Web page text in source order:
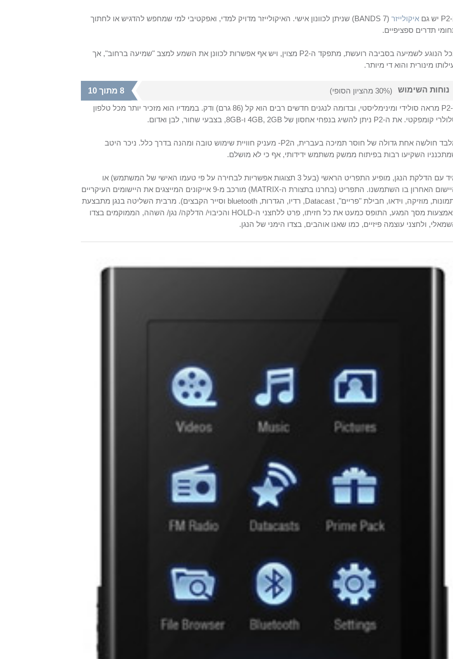
P2 יש גם איקולייזר (
7 BANDS
) שניתן לכוונון אישי. האיקולייזר מדויק למדי, ואפקטיבי למי שמחפש להדגיש או לחתוך
תדרים ספציפיים.
הנוגע לשמיעה בסביבה רועשת, מתפקד ה-P2 מצוין, ויש אף אפשרות לכוונן את השמע למצב "שמיעה ברחוב", אך
מינורית והוא די מיותר.
נוחות השימוש (30% מהציון הסופי)
8 מתוך 10
P2 מראה סולידי ומינימליסטי, ובדומה לנגנים חדשים רבים הוא קל (86 גרם) ודק. בממדיו הוא מזכיר יותר מכל טלפון
קומפקטי. את ה-P2 ניתן להשיג בנפחי אחסון של 4GB, 2GB ו- 8GB , בצבעי שחור, לבן ואדום.
חולשה אחת גדולה של חוסר תמיכה בעברית, הP2-
מעניק חוויית שימוש טובה ומהנה בדרך כלל. ניכר היטב
השקיעו רבות בפיתוח ממשק משתמש ידידותי, אף כי לא מושלם.
מיד עם הדלקת הנגן, מופיע התפריט הראשי (בעל 3 תצוגות אפשריות לבחירה על פי טעמו האישי של המשתמש) או
האחרון בו השתמשנו. התפריט (בחרנו בתצורת ה-MATRIX
) מורכב מ-9 אייקונים המייצגים את היישומים העיקריים
מוזיקה, וידאו, חבילת "פריים", Datacast, רדיו, הגדרות, bluetooth וסייר הקבצים). מרבית השליטה בנגן מתבצעת
מסך המגע, התופס כמעט את כל חזיתו, פרט ללחצני ה-HOLD והכיבוי/ הדלקה/ נגן/ השהה, הממוקמים בצדו
ולחצני עוצמה פיזיים, כמו שאנו אוהבים, בצדו הימני של הנגן.